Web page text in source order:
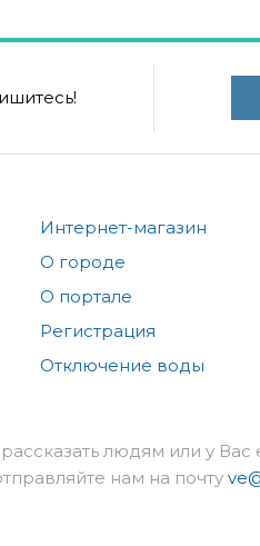
Интернет-магазин
О городе
О портале
Регистрация
Отключение воды
людям или у Вас
нам на почту